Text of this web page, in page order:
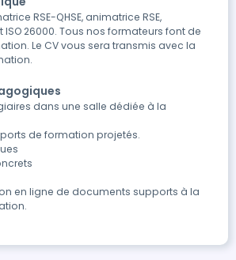
RSE-QHSE, animatrice RSE,
ISO 26000. Tous nos formateurs font de
Le CV vous sera transmis avec la
dans une salle dédiée à la
de formation projetés.
en ligne de documents supports à la